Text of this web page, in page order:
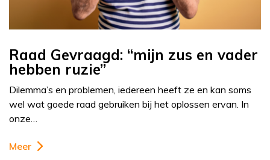
Raad Gevraagd: “mijn zus en vader
hebben ruzie”
Dilemma’s en problemen, iedereen heeft ze en kan soms
wel wat goede raad gebruiken bij het oplossen ervan. In
onze…
Meer